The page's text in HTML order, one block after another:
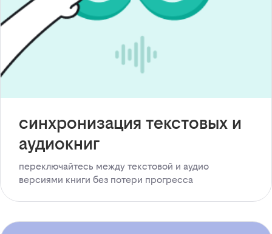
синхронизация текстовых и
аудиокниг
переключайтесь между текстовой и аудио
версиями книги без потери прогресса